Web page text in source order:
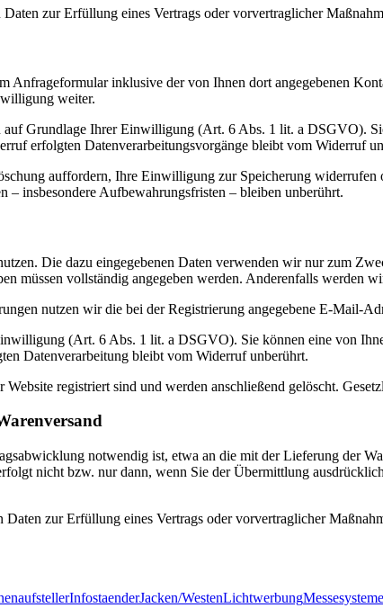
zur Erfüllung eines Vertrags oder vorvertraglicher
Anfrageformular inklusive der von Ihnen dort angegebenen
weiter.
Grundlage Ihrer Einwilligung (Art. 6 Abs. 1 lit. a DSGVO).
erfolgten Datenverarbeitungsvorgänge bleibt vom Widerruf
auffordern, Ihre Einwilligung zur Speicherung
– insbesondere Aufbewahrungsfristen – bleiben unberührt.
Die dazu eingegebenen Daten verwenden wir nur zum
müssen vollständig angegeben werden. Anderenfalls werden
nutzen wir die bei der Registrierung angegebene E-Mail-
(Art. 6 Abs. 1 lit. a DSGVO). Sie können eine von
Datenverarbeitung bleibt vom Widerruf unberührt.
registriert sind und werden anschließend gelöscht.
notwendig ist, etwa an die mit der Lieferung der
nicht bzw. nur dann, wenn Sie der Übermittlung
zur Erfüllung eines Vertrags oder vorvertraglicher
InfostaenderJacken/WestenLichtwerbungMessesysteme